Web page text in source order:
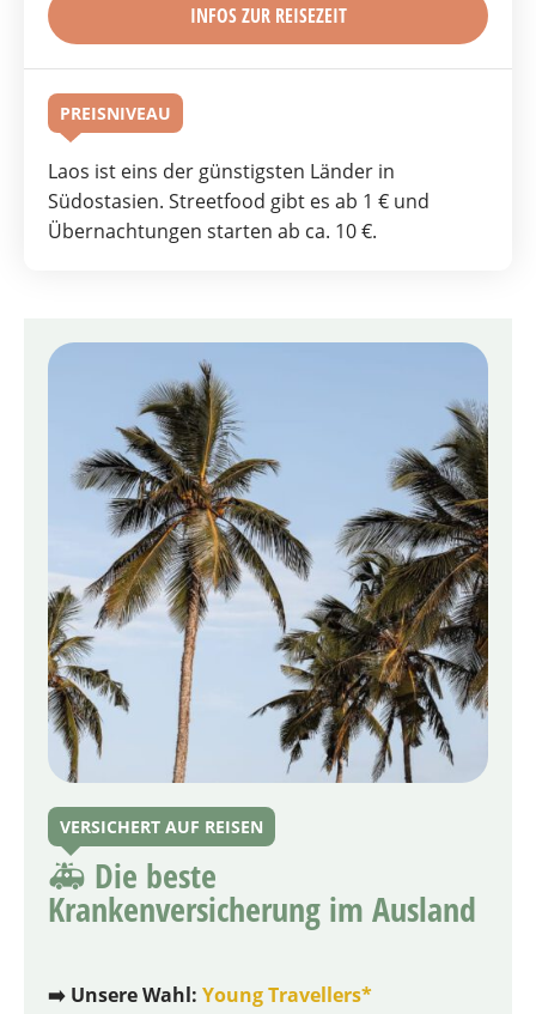
INFOS ZUR REISEZEIT
PREISNIVEAU
Laos ist eins der günstigsten Länder in
Südostasien. Streetfood gibt es ab 1 € und
Übernachtungen starten ab ca. 10 €.
VERSICHERT AUF REISEN
🚑 Die beste
Krankenversicherung im Ausland
➡️ Unsere Wahl: Young Travellers*